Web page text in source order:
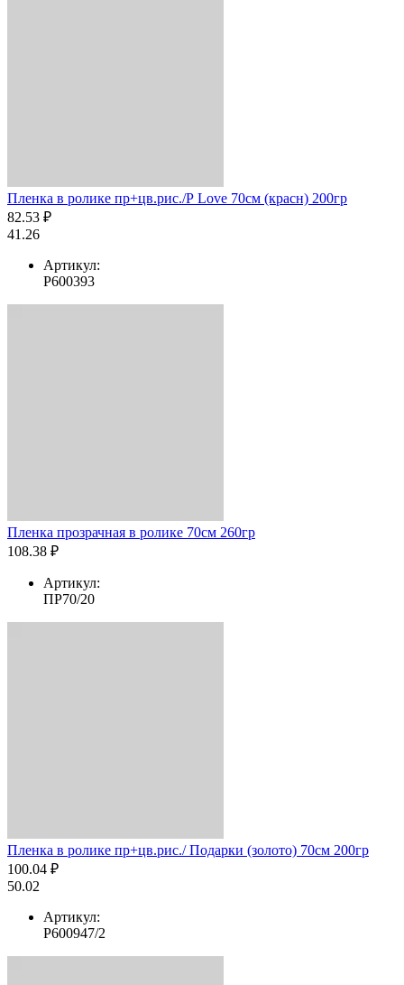
Пленка в ролике пр+цв.рис./Р Love 70см (красн) 200гр
82.53 ₽
41.26
Артикул:
Р600393
Пленка прозрачная в ролике 70см 260гр
108.38 ₽
Артикул:
ПР70/20
Пленка в ролике пр+цв.рис./ Подарки (золото) 70см 200гр
100.04 ₽
50.02
Артикул:
Р600947/2